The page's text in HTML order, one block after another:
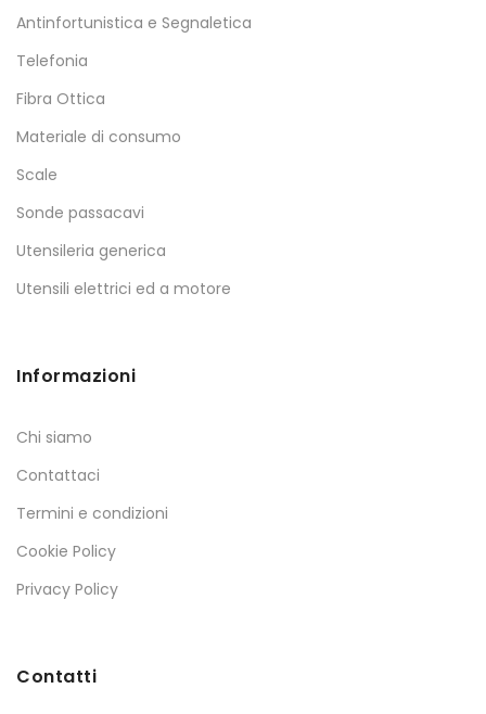
Antinfortunistica e Segnaletica
Telefonia
Fibra Ottica
Materiale di consumo
Scale
Sonde passacavi
Utensileria generica
Utensili elettrici ed a motore
Informazioni
Chi siamo
Contattaci
Termini e condizioni
Cookie Policy
Privacy Policy
Contatti